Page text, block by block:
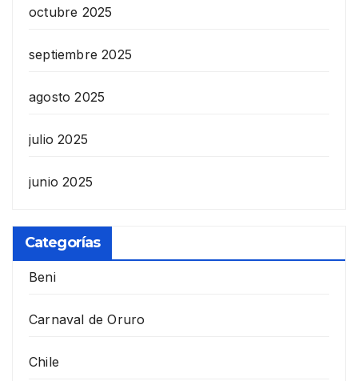
octubre 2025
septiembre 2025
agosto 2025
julio 2025
junio 2025
Categorías
Beni
Carnaval de Oruro
Chile